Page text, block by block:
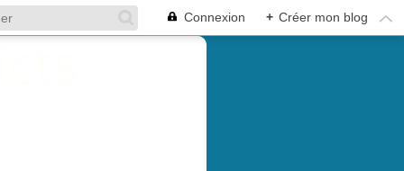
Connexion + Créer mon blog